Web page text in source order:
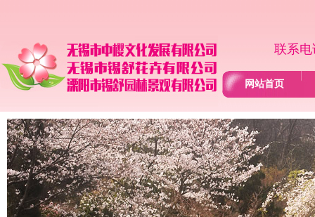
联系电
网站首页